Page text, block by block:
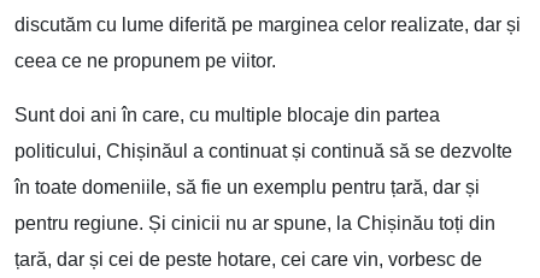
discutăm cu lume diferită pe marginea celor realizate, dar și
ceea ce ne propunem pe viitor.
Sunt doi ani în care, cu multiple blocaje din partea
politicului, Chișinăul a continuat și continuă să se dezvolte
în toate domeniile, să fie un exemplu pentru țară, dar și
pentru regiune. Și cinicii nu ar spune, la Chișinău toți din
țară, dar și cei de peste hotare, cei care vin, vorbesc de